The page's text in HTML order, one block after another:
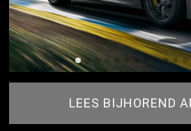
LEES BIJHOREND